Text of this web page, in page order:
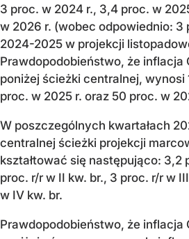
3 proc. w 2024 r., 3,4 proc. w
w 2026 r. (wobec odpowiednio: 3
2024-2025 w projekcji
Prawdopodobieństwo, że inflacja
poniżej ścieżki centralnej, wynosi
proc. w 2025 r. oraz 50 proc. w
W poszczególnych kwartałach
centralnej ścieżki projekcji
kształtować się następująco: 3,2
proc. r/r w II kw. br., 3 proc. r/r w
w IV kw. br.
Prawdopodobieństwo, że inflacja